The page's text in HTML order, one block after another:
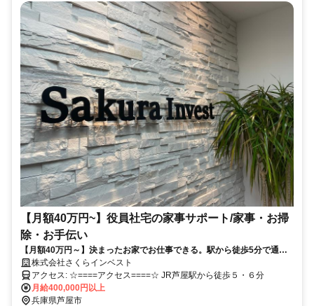
【月額40万円~】役員社宅の家事サポート/家事・お掃
除・お手伝い
【月額40万円～】決まったお家でお仕事できる。駅から徒歩5分で通勤
ラクラク
株式会社さくらインベスト
アクセス: ☆====アクセス====☆ JR芦屋駅から徒歩５・６分
月給400,000円以上
兵庫県芦屋市